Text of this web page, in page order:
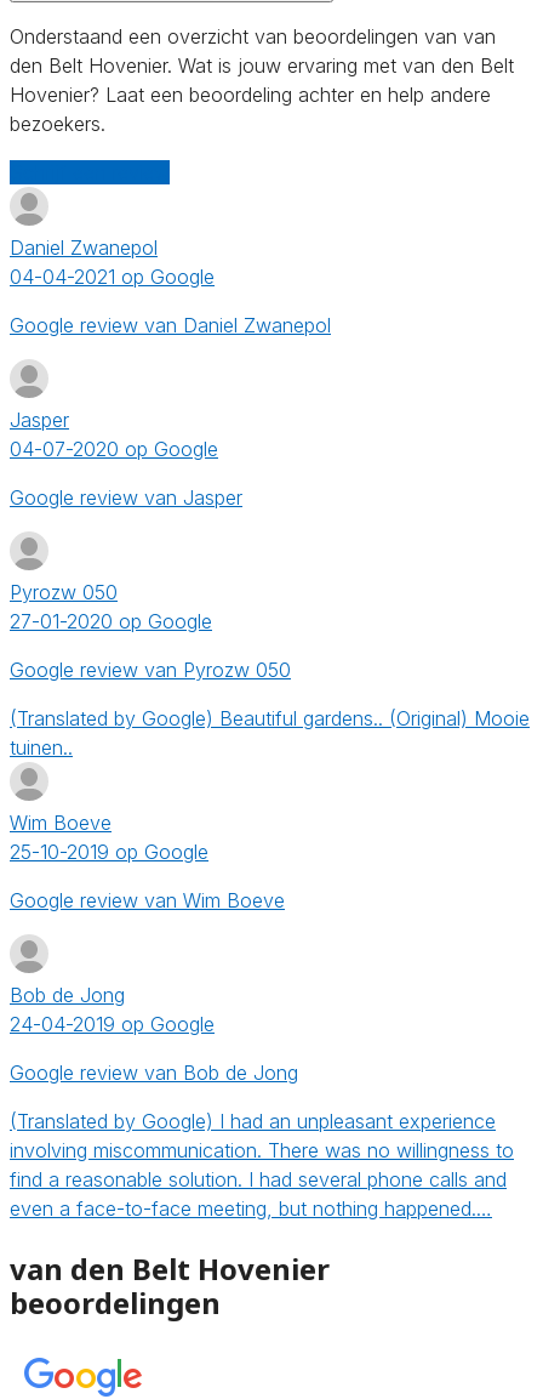
Onderstaand een overzicht van beoordelingen van van
den Belt Hovenier. Wat is jouw ervaring met van den Belt
Hovenier? Laat een beoordeling achter en help andere
bezoekers.
Daniel Zwanepol
04-04-2021 op Google
Google review van Daniel Zwanepol
Jasper
04-07-2020 op Google
Google review van Jasper
Pyrozw 050
27-01-2020 op Google
Google review van Pyrozw 050
(Translated by Google) Beautiful gardens.. (Original) Mooie
tuinen..
Wim Boeve
25-10-2019 op Google
Google review van Wim Boeve
Bob de Jong
24-04-2019 op Google
Google review van Bob de Jong
(Translated by Google) I had an unpleasant experience
involving miscommunication. There was no willingness to
find a reasonable solution. I had several phone calls and
even a face-to-face meeting, but nothing happened.…
van den Belt Hovenier
beoordelingen